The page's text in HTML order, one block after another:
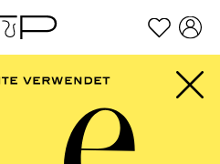
Zum Footer springen